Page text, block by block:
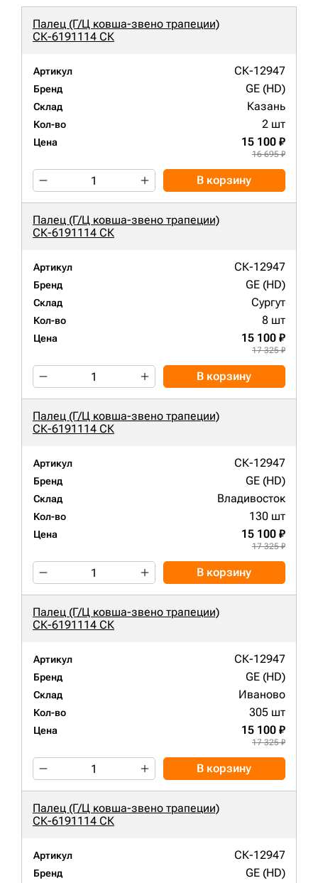
Палец (Г/Ц ковша-звено трапеции)
СК-6191114 СК
Артикул СК-12947
Бренд GE (HD)
Склад Казань
Кол-во 2 шт
Цена 15 100 ₽
16 695 ₽
В корзину
Палец (Г/Ц ковша-звено трапеции)
СК-6191114 СК
Артикул СК-12947
Бренд GE (HD)
Склад Сургут
Кол-во 8 шт
Цена 15 100 ₽
17 325 ₽
В корзину
Палец (Г/Ц ковша-звено трапеции)
СК-6191114 СК
Артикул СК-12947
Бренд GE (HD)
Склад Владивосток
Кол-во 130 шт
Цена 15 100 ₽
17 325 ₽
В корзину
Палец (Г/Ц ковша-звено трапеции)
СК-6191114 СК
Артикул СК-12947
Бренд GE (HD)
Склад Иваново
Кол-во 305 шт
Цена 15 100 ₽
17 325 ₽
В корзину
Палец (Г/Ц ковша-звено трапеции)
СК-6191114 СК
Артикул СК-12947
Бренд GE (HD)